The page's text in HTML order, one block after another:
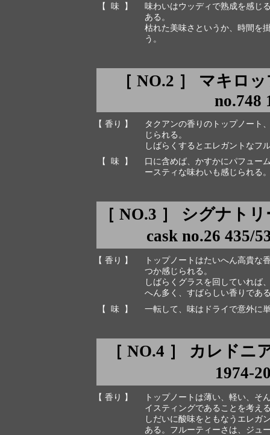
【 味 】
味わいはウッディで熟成を感じ
ある。
枯れた美味さというか、時間を
う。
［ NO.2 ］ マキロ
no.748
【 香り 】
タクアンの香りのトップノート
じられる。
しばらくするとエレガントなフ
【 味 】
口に含めば、かすかにパフュー
ースティな味わいも感じられる
［ NO.3 ］ シグナト
cask no.26 435/
【 香り 】
トップノートはたいへん高貴な
つか感じられる。
しばらくグラスを回していれば
へん多く、すばらしい香りであ
【 味 】
一転して、味はドライで意外に
［ NO.4 ］ カレド
1974-
【 香り 】
トップノートは薄い、軽い、そ
イスティングであることを考え
しだいに酸味をともなうエレガ
ある。フルーティーさは、ジュ